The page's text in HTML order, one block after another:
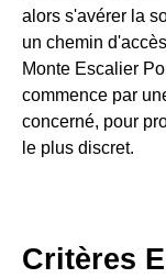
alors s'avérer la
un chemin
Monte Escalier
commence par
concerné, pour
le plus discret.
Critères